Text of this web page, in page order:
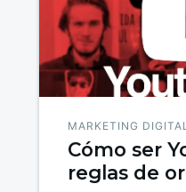
MARKETING
Cómo ser
reglas de